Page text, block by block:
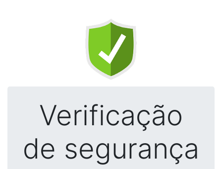
Verificação
de segurança